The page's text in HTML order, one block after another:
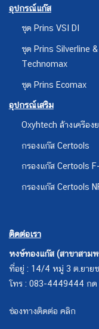
อุปกรณ์แก๊ส
ชุด Prins VSI DI
ชุด Prins Silverline &
Technomax
ชุด Prins Ecomax
อุปกรณ์เสริม
Oxyhtech ล้างเครือง
กรองแก๊ส Certools
กรองแก๊ส Certools
กรองแก๊ส Certools
ติดต่อเรา
หงษ์ทองแก๊ส (สาขาสาม
ที่อยู่ : 14/4 หมู่ 3 ต.ยาย
โทร : 083-4449444 กด
ช่องทางติดต่อ คลิก